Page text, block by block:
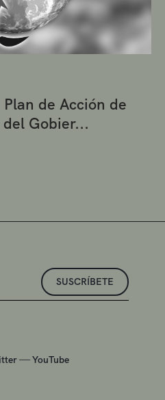
de Acción de
Gobier...
SUSCRÍBETE
—YouTube